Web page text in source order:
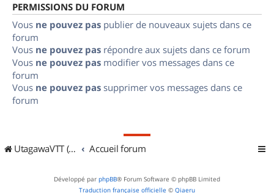
PERMISSIONS DU FORUM
Vous ne pouvez pas publier de nouveaux sujets dans ce
forum
Vous ne pouvez pas répondre aux sujets dans ce forum
Vous ne pouvez pas modifier vos messages dans ce
forum
Vous ne pouvez pas supprimer vos messages dans ce
forum
UtagawaVTT (Randos VTT et VTTAE avec traces GPS) Accueil forum
Développé par phpBB® Forum Software © phpBB Limited
Traduction française officielle © Qiaeru